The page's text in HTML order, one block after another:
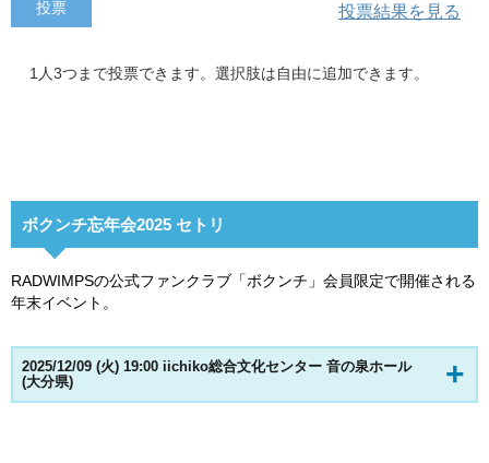
投票結果を見る
1人3つまで投票できます。選択肢は自由に追加できます。
ボクンチ忘年会2025 セトリ
RADWIMPSの公式ファンクラブ「ボクンチ」会員限定で開催される
年末イベント。
2025/12/09 (火) 19:00 iichiko総合文化センター 音の泉ホール
(大分県)